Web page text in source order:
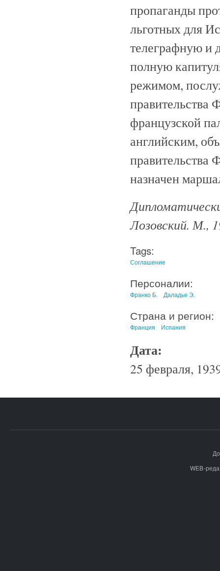
пропаганды
льготных для
телеграфную и
полную
режимом,
правительства
французской
английским,
назначен
Лозовский. М.,
Tags:
Соглашение
Персоналии:
Франко Б. Даладье Э.
Страна и регион:
Франция Испания
Дата:
25 февраля,
WEB-